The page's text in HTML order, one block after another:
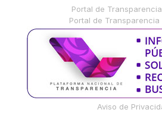
Portal de Transparencia
Portal de Transparencia
Aviso de